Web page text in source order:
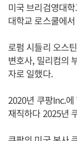
미국 브리검영대
대학교 로스쿨에
로펌 시들리 오스
변호사, 밀리컴의
자로 일했다.
2020년 쿠팡Inc.
재직하다 ​2025년